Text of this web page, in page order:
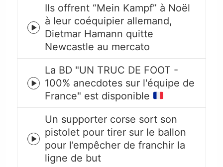
Episode
play
icon
Ils offrent “Mein Kampf” à Noël
à leur coéquipier allemand,
Dietmar Hamann quitte
Newcastle au mercato
Episode
play
icon
La BD "UN TRUC DE FOOT -
100% anecdotes sur l'équipe de
France" est disponible
Episode
play
icon
Un supporter corse sort son
pistolet pour tirer sur le ballon
pour l’empêcher de franchir la
ligne de but